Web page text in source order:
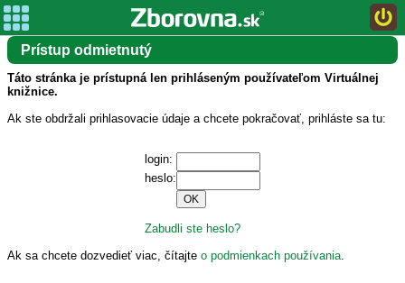
Prístup odmietnutý
Táto stránka je prístupná len prihláseným používateľom Virtuálnej
knižnice.
Ak ste obdržali prihlasovacie údaje a chcete pokračovať, prihláste sa tu:
login:
heslo:
Zabudli ste heslo?
Ak sa chcete dozvedieť viac, čítajte o podmienkach používania.